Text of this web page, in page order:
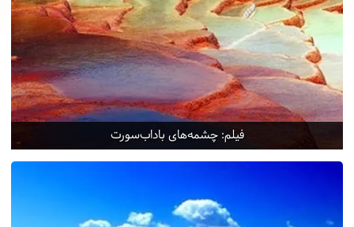
فیلم: چشمه‌های باداب‌سورت